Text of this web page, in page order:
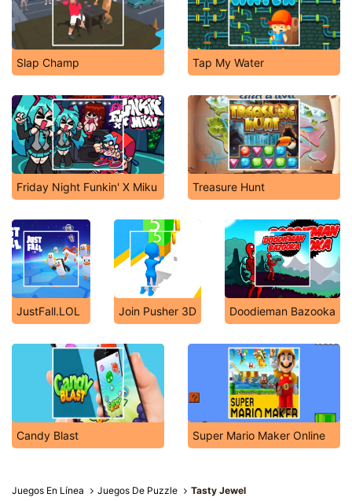
Slap Champ Tap My Water
Friday Night Funkin' X Miku Treasure Hunt
JustFall.LOL Join Pusher 3D Doodieman Bazooka
Candy Blast Super Mario Maker Online
Juegos En Línea Juegos De Puzzle Tasty Jewel